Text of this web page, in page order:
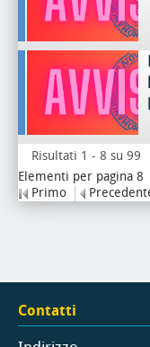
Risultati 1 - 8 su 99
Elementi per pagina 8
Primo
Contatti